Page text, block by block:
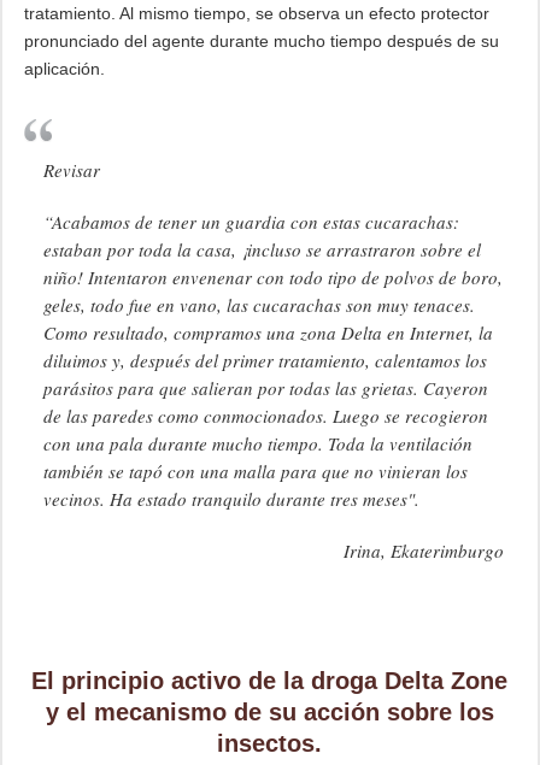
tratamiento. Al mismo tiempo, se observa un efecto protector
pronunciado del agente durante mucho tiempo después de su
aplicación.
Revisar
“Acabamos de tener un guardia con estas cucarachas:
estaban por toda la casa, ¡incluso se arrastraron sobre el
niño! Intentaron envenenar con todo tipo de polvos de boro,
geles, todo fue en vano, las cucarachas son muy tenaces.
Como resultado, compramos una zona Delta en Internet, la
diluimos y, después del primer tratamiento, calentamos los
parásitos para que salieran por todas las grietas. Cayeron
de las paredes como conmocionados. Luego se recogieron
con una pala durante mucho tiempo. Toda la ventilación
también se tapó con una malla para que no vinieran los
vecinos. Ha estado tranquilo durante tres meses".
Irina, Ekaterimburgo
El principio activo de la droga Delta Zone
y el mecanismo de su acción sobre los
insectos.